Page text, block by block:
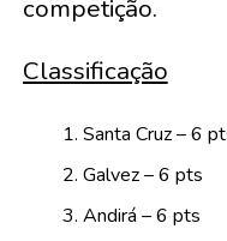
competição.
Classificação
Santa Cruz – 6
Galvez – 6 pts
Andirá – 6 pts